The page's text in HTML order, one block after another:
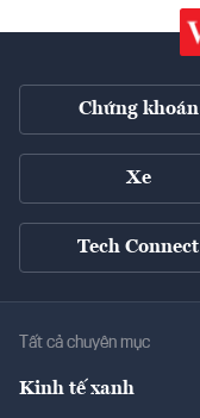
Chứng khoán
Xe
Tech Connect
Tất cả chuyên mục
Kinh tế xanh